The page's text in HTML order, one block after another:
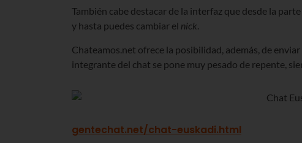
También cabe destacar de la interfaz que desde la
y hasta puedes cambiar el nick
Chateamos.net ofrece la posibilidad, además, de
integrante del chat se pone muy pesado de repente,
gentechat.net/chat-euskadi.html